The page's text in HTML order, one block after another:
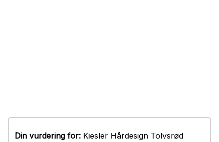
Din vurdering for: Kiesler Hårdesign Tolvsrød